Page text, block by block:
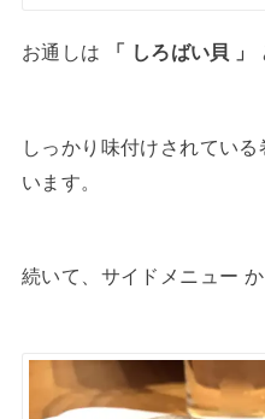
お通しは 「 しろばい貝 」
しっかり味付けされてい
います。
続いて、サイドメニュー か